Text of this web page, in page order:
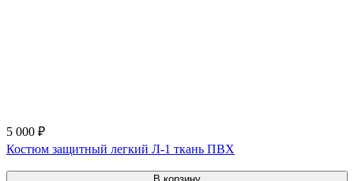
5 000 ₽
Костюм защитный легкий Л-1 ткань ПВХ